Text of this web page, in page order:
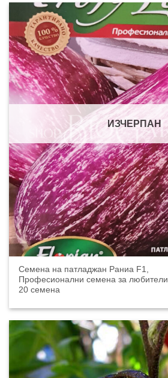
ИЗЧЕРПАН
Семена на патладжан Раниа F1,
Професионални семена за любители,
20 семена